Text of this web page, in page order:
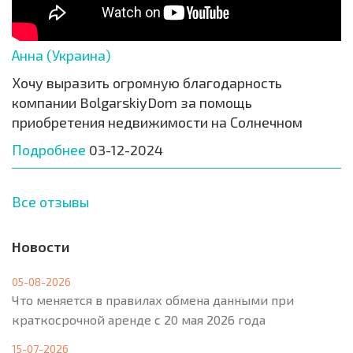
Анна (Украина)
Хочу выразить огромную благодарность
компании BolgarskiyDom за помощь
приобретения недвижимости на Солнечном
Подробнее 03-12-2024
Все отзывы
Новости
05-08-2026
Что меняется в правилах обмена данными при
краткосрочной аренде с 20 мая 2026 года
15-07-2026